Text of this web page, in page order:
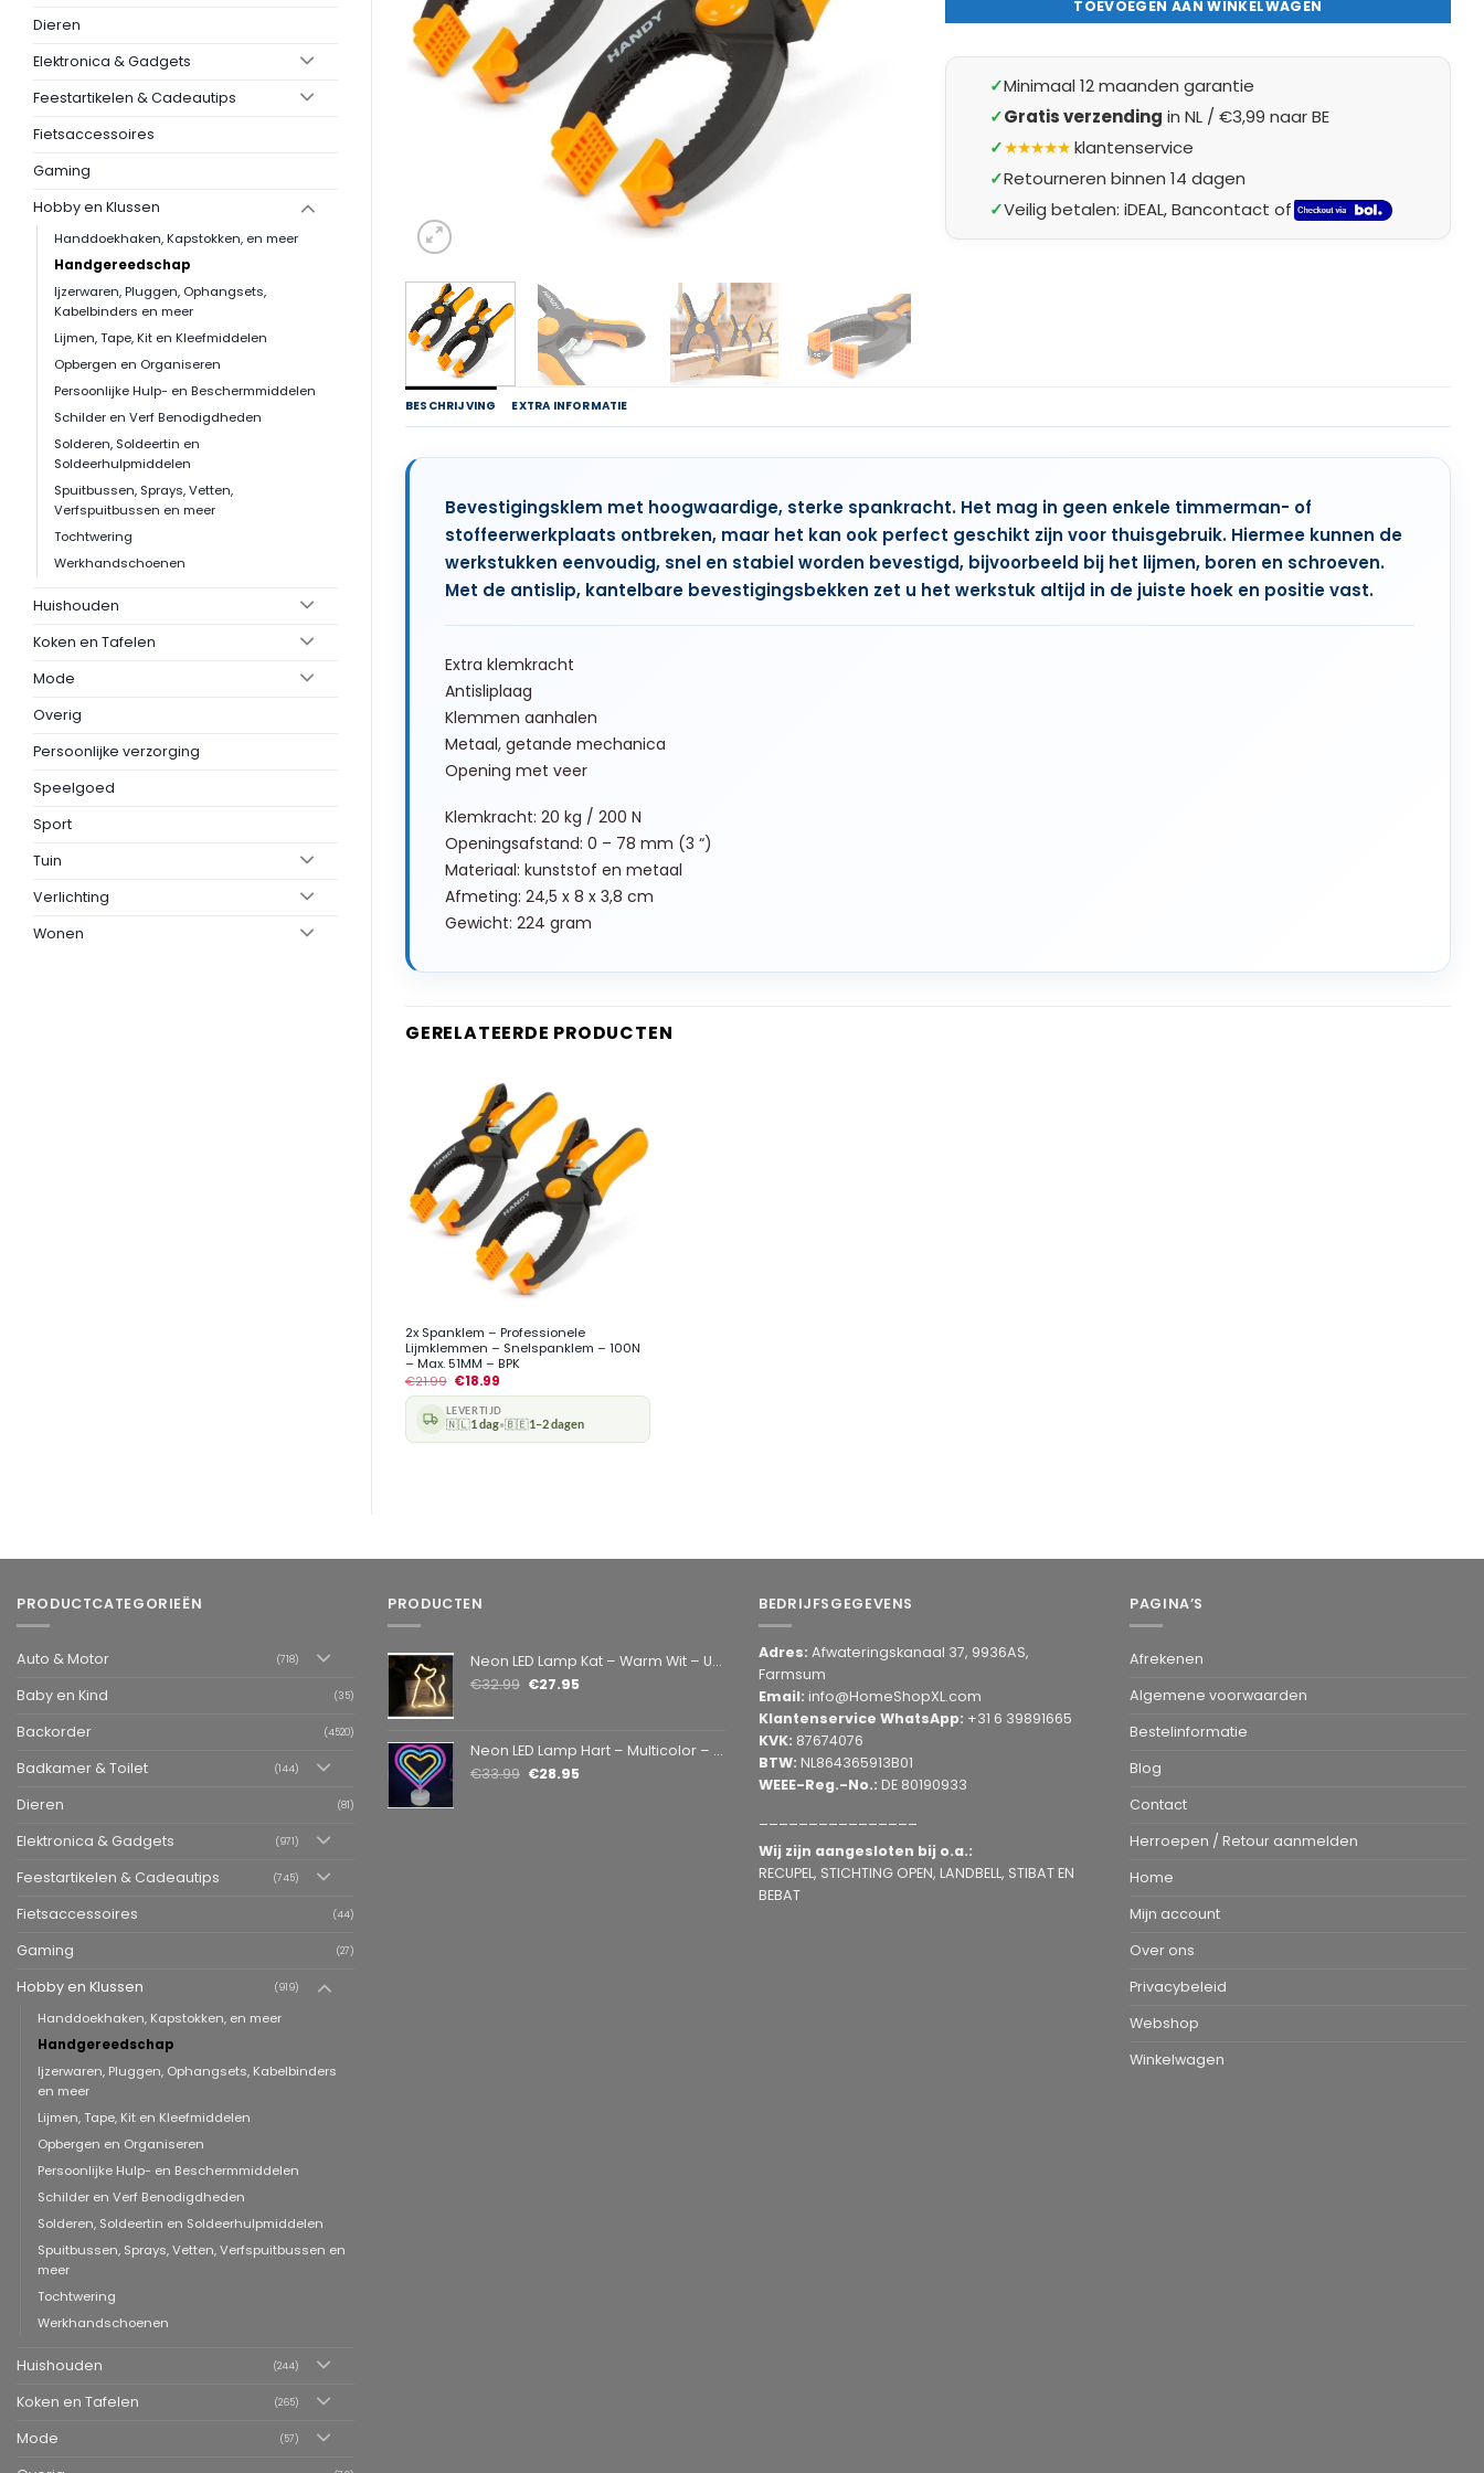
Dieren
Elektronica & Gadgets
Feestartikelen & Cadeautips
Fietsaccessoires
Gaming
Hobby en Klussen
Handdoekhaken, Kapstokken, en meer
Handgereedschap
Ijzerwaren, Pluggen, Ophangsets,
Kabelbinders en meer
Lijmen, Tape, Kit en Kleefmiddelen
Opbergen en Organiseren
Persoonlijke Hulp- en Beschermmiddelen
Schilder en Verf Benodigdheden
Solderen, Soldeertin en
Soldeerhulpmiddelen
Spuitbussen, Sprays, Vetten,
Verfspuitbussen en meer
Tochtwering
Werkhandschoenen
Huishouden
Koken en Tafelen
Mode
Overig
Persoonlijke verzorging
Speelgoed
Sport
Tuin
Verlichting
Wonen
TOEVOEGEN AAN WINKELWAGEN
✓Minimaal 12 maanden garantie
✓Gratis verzending in NL / €3,99 naar BE
✓★★★★★klantenservice
✓Retourneren binnen 14 dagen
✓Veilig betalen: iDEAL, Bancontact of
BESCHRIJVING EXTRA INFORMATIE
Bevestigingsklem met hoogwaardige, sterke spankracht. Het mag in geen enkele timmerman- of
stoffeerwerkplaats ontbreken, maar het kan ook perfect geschikt zijn voor thuisgebruik. Hiermee kunnen de
werkstukken eenvoudig, snel en stabiel worden bevestigd, bijvoorbeeld bij het lijmen, boren en schroeven.
Met de antislip, kantelbare bevestigingsbekken zet u het werkstuk altijd in de juiste hoek en positie vast.
Extra klemkracht
Antisliplaag
Klemmen aanhalen
Metaal, getande mechanica
Opening met veer
Klemkracht: 20 kg / 200 N
Openingsafstand: 0 – 78 mm (3 “)
Materiaal: kunststof en metaal
Afmeting: 24,5 x 8 x 3,8 cm
Gewicht: 224 gram
GERELATEERDE PRODUCTEN
2x Spanklem – Professionele
Lijmklemmen – Snelspanklem – 100N
– Max. 51MM – BPK
€21.99 €18.99
LEVERTIJD
🇳🇱1 dag•🇧🇪1–2 dagen
PRODUCTCATEGORIEËN
Auto & Motor (718)
Baby en Kind (35)
Backorder (4520)
Badkamer & Toilet (144)
Dieren (81)
Elektronica & Gadgets (971)
Feestartikelen & Cadeautips (745)
Fietsaccessoires (44)
Gaming (27)
Hobby en Klussen (919)
Handdoekhaken, Kapstokken, en meer
Handgereedschap
Ijzerwaren, Pluggen, Ophangsets, Kabelbinders
en meer
Lijmen, Tape, Kit en Kleefmiddelen
Opbergen en Organiseren
Persoonlijke Hulp- en Beschermmiddelen
Schilder en Verf Benodigdheden
Solderen, Soldeertin en Soldeerhulpmiddelen
Spuitbussen, Sprays, Vetten, Verfspuitbussen en
meer
Tochtwering
Werkhandschoenen
Huishouden (244)
Koken en Tafelen (265)
Mode (57)
PRODUCTEN
Neon LED Lamp Kat – Warm Wit – USB & Batterij – Decoratieve Tafellamp voor Kinderkamer – 28,5 x 24,5 cm
€32.99 €27.95
Neon LED Lamp Hart – Multicolor – USB & Batterij – Hartvormige Sfeerlamp – Kinderkamer & Slaapkamer – 25,2 x 23 cm
€33.99 €28.95
BEDRIJFSGEGEVENS
Adres: Afwateringskanaal 37, 9936AS,
Farmsum
Email: info@HomeShopXL.com
Klantenservice WhatsApp: +31 6 39891665
KVK: 87674076
BTW: NL864365913B01
WEEE-Reg.-No.: DE 80190933
Wij zijn aangesloten bij o.a.:
RECUPEL, STICHTING OPEN, LANDBELL, STIBAT EN
BEBAT
PAGINA’S
Afrekenen
Algemene voorwaarden
Bestelinformatie
Blog
Contact
Herroepen / Retour aanmelden
Home
Mijn account
Over ons
Privacybeleid
Webshop
Winkelwagen